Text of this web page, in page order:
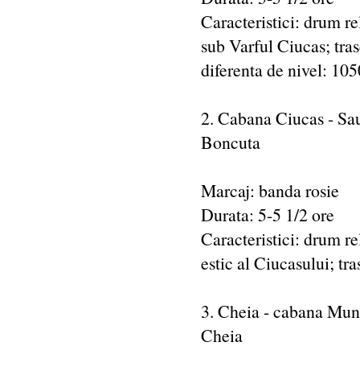
Caracteristici: drum
sub Varful Ciucas;
diferenta de nivel:
2. Cabana Ciucas -
Boncuta
Marcaj: banda rosie
Durata: 5-5 1/2 ore
Caracteristici: drum
estic al Ciucasului;
3. Cheia - cabana
Cheia